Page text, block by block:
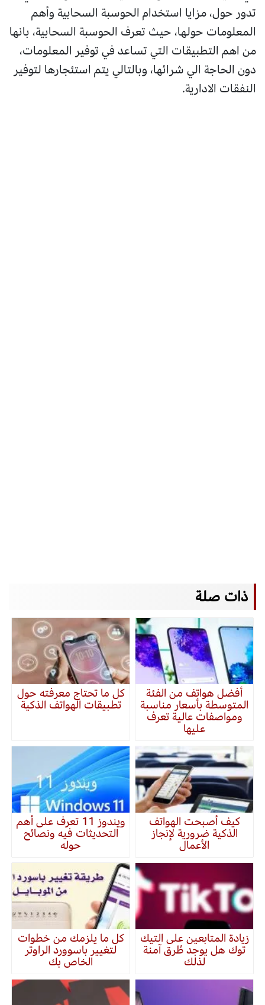
تدور حول، مزايا استخدام الحوسبة السحابية وأهم
المعلومات حولها، حيث تعرف الحوسبة السحابية، بانها
من اهم التطبيقات التي تساعد في توفير المعلومات،
دون الحاجة الي شرائها، وبالتالي يتم استئجارها لتوفير
النفقات الادارية.
ذات صلة
أفضل هواتف من الفئة
المتوسطة بأسعار مناسبة
ومواصفات عالية تعرف
عليها
كل ما تحتاج معرفته حول
تطبيقات الهواتف الذكية
كيف أصبحت الهواتف
الذكية ضرورية لإنجاز
الأعمال
ويندوز 11 تعرف على أهم
التحديثات فيه ونصائح
حوله
زيادة المتابعين على التيك
توك هل يوجد طُرق آمنة
لذلك
كل ما يلزمك من خطوات
لتغيير باسوورد الراوتر
الخاص بك